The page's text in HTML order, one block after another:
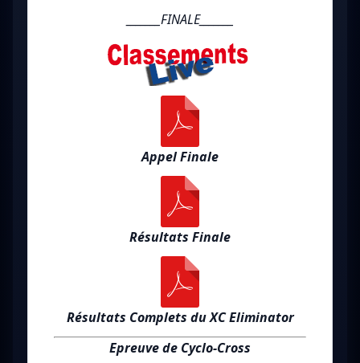
_______FINALE_______
Appel Finale
Résultats Finale
Résultats Complets du XC Eliminator
Epreuve de Cyclo-Cross